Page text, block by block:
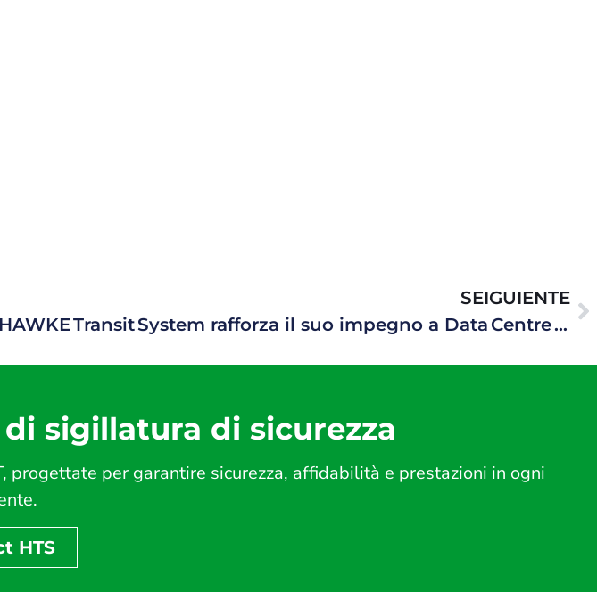
SEIGUIENTE
HAWKE Transit System rafforza il suo impegno a Data Centre World 2024: un successo clamoroso.
sigillatura di sicurezza
per garantire sicurezza, affidabilità e prestazioni in ogni
HTS